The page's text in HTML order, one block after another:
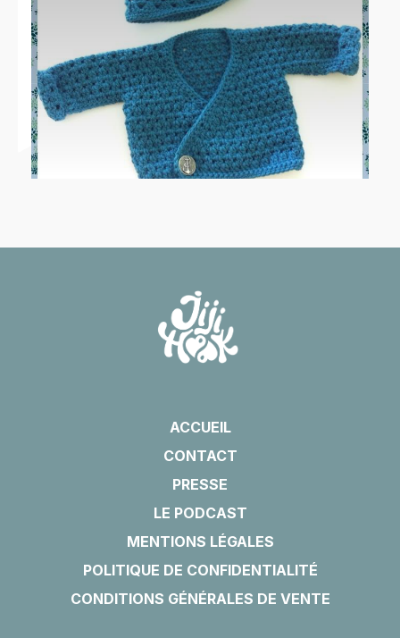
ACCUEIL
CONTACT
PRESSE
LE PODCAST
MENTIONS LÉGALES
POLITIQUE DE CONFIDENTIALITÉ
CONDITIONS GÉNÉRALES DE VENTE